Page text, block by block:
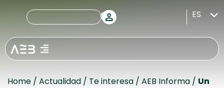
ES
Home / Actualidad / Te interesa / AEB Informa / Un